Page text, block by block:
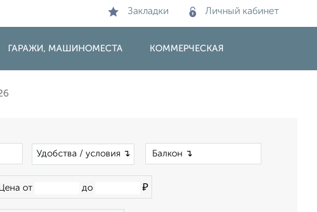
Закладки Личный кабинет
ГАРАЖИ, МАШИНОМЕСТА КОММЕРЧЕСКАЯ
Удобства / условия ↴
Цена от до ₽